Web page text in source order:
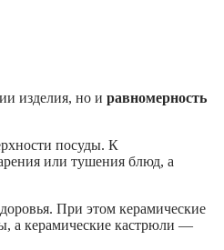
изделия, но и равномерность
посуды. К
или тушения блюд, а
При этом керамические
а керамические кастрюли —